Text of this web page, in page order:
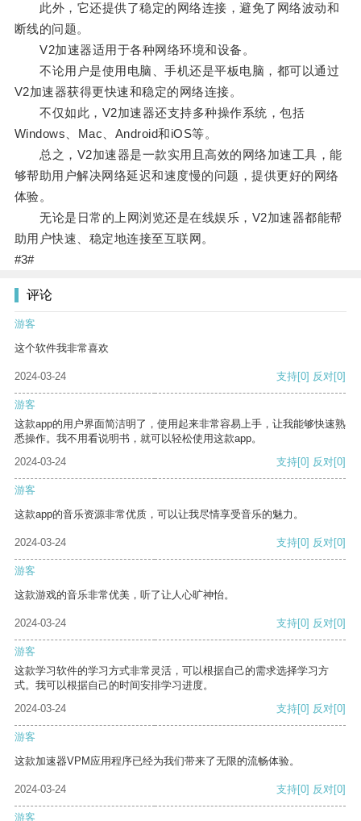
此外，它还提供了稳定的网络连接，避免了网络波动和
断线的问题。
V2加速器适用于各种网络环境和设备。
不论用户是使用电脑、手机还是平板电脑，都可以通过
V2加速器获得更快速和稳定的网络连接。
不仅如此，V2加速器还支持多种操作系统，包括
Windows、Mac、Android和iOS等。
总之，V2加速器是一款实用且高效的网络加速工具，能
够帮助用户解决网络延迟和速度慢的问题，提供更好的网络
体验。
无论是日常的上网浏览还是在线娱乐，V2加速器都能帮
助用户快速、稳定地连接至互联网。
#3#
评论
游客
这个软件我非常喜欢
2024-03-24 支持[0] 反对[0]
游客
这款app的用户界面简洁明了，使用起来非常容易上手，让我能够快速熟
悉操作。我不用看说明书，就可以轻松使用这款app。
2024-03-24
支持[0] 反对[0]
游客
这款app的音乐资源非常优质，可以让我尽情享受音乐的魅力。
2024-03-24 支持[0] 反对[0]
游客
这款游戏的音乐非常优美，听了让人心旷神怡。
2024-03-24 支持[0] 反对[0]
游客
这款学习软件的学习方式非常灵活，可以根据自己的需求选择学习方
式。我可以根据自己的时间安排学习进度。
2024-03-24
支持[0] 反对[0]
游客
这款加速器VPM应用程序已经为我们带来了无限的流畅体验。
2024-03-24 支持[0] 反对[0]
游客